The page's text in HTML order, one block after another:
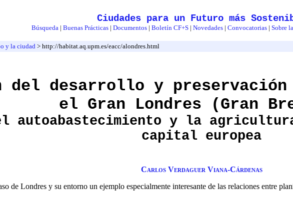
Ciudades para un Futuro más
Búsqueda | Buenas Prácticas | Documentos | Boletín CF+S | Novedades | Convocatorias | Sobre
y la ciudad > http://habitat.aq.upm.es/eacc/alondres.html
del desarrollo y
el Gran Londres (Gran
autoabastecimiento y la
capital europea
Carlos Verdaguer Viana-Cárdenas
de Londres y su entorno un ejemplo especialmente interesante de las relaciones entre